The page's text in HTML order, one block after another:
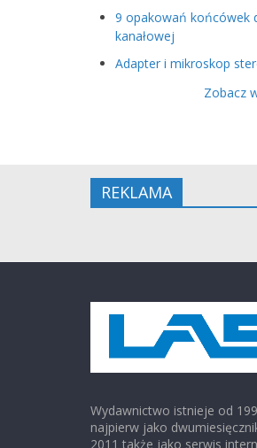
9 opakowań końcówek
kanałowej
Adapter i mikroskop
Zobacz
REKLAMA
Wydawnictwo istnieje od
najpierw jako
2011 także jako serwis